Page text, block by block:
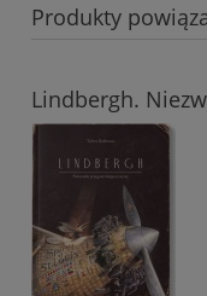
Produkty
Lindbergh.